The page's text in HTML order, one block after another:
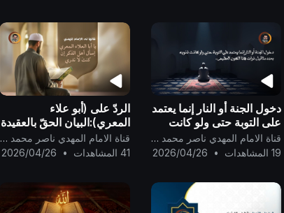
دخول الجنة أو النار إنما يعتمد
على التوبة حتى ولو كانت
ذنوبه بعدد مثاقيل ذرات هذا
الكون العظيم..
قناة الامام المهدي ناصر محمد اليماني
19 المشاهدات
•
2026/04/26
الردّ على (أبو علاء
المعري):البيان الحقّ بالعقيدة
الحقّ في بعث المهديّ
المنتظَر الحقّ ..
قناة الامام المهدي ناصر محمد اليماني
41 المشاهدات
•
2026/04/26